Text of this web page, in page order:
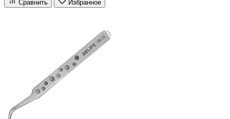
Сравнить Избранное